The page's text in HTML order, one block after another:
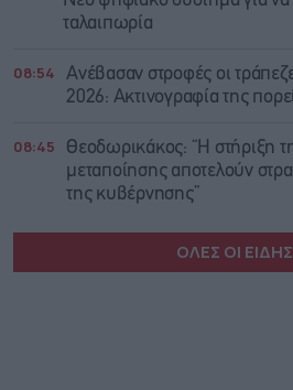
ταλαιπωρία
08:54
Ανέβασαν στροφές οι
2026: Ακτινογραφία της
08:45
Θεοδωρικάκος: “Η στήριξη
μεταποίησης αποτελούν
της κυβέρνησης”
ΟΛΕΣ ΟΙ